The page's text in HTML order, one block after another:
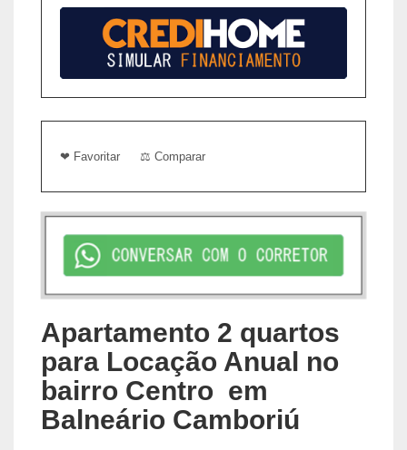
❤ Favoritar ⚖ Comparar
Apartamento 2 quartos
para Locação Anual no
bairro Centro em
Balneário Camboriú